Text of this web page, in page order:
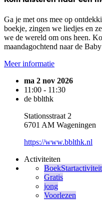
Ga je met ons mee op
boekje, zingen we liedjes en
we de wereld om ons heen.
maandagochtend naar de
Meer informatie
ma 2 nov 2026
11:00 - 11:30
de bblthk
Stationsstraat 2
6701 AM Wageningen
https://www.bblthk.nl
Activiteiten
BoekStartactiviteit
Gratis
jong
Voorlezen